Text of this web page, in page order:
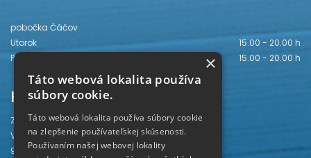
pobočka Čáčov
Utorok
15.00 - 20.00 h
Piatok
15.00 - 20.00 h
Kontakt
Záhorská knižnica
Vajanského 28
905 01 Senica
×
Táto webová lokalita používa
súbory cookie.
Táto webová lokalita používa súbory cookie
na zlepšenie používateľskej skúsenosti.
Používaním našej webovej lokality